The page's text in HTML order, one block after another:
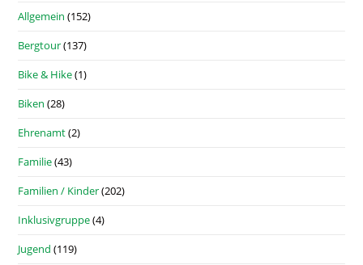
Allgemein (152)
Bergtour(137)
Bike & Hike(1)
Biken (28)
Ehrenamt(2)
Familie(43)
Familien / Kinder(202)
Inklusivgruppe(4)
Jugend (119)